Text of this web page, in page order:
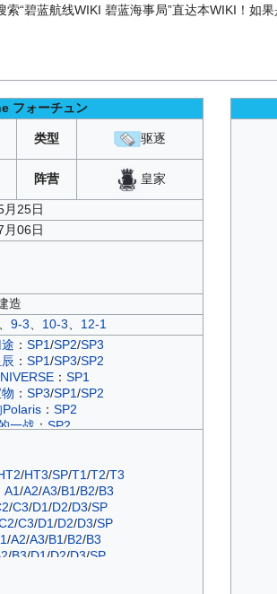
“碧蓝航线WIKI 碧蓝海事局”直达本WIKI！如
フォーチュン
类型 驱逐
阵营 皇家
月25日
月06日
造
9-3 10-3 12-1
： SP1/SP2/SP3
： SP1/SP3/SP2
： SP1
： SP3/SP1/SP2
： SP2
一战 ： SP2
A1/A2/A3/B1/B2/B3
章：SP1/SP2/SP3/SP4
/C2/C3/D1/D2/D3
：SP1/SP2/SP3
：SP1/SP2/SP3
/D1/D2/D3/C1/C2
/HT3/SP/T1/T2/T3
A1/A2/A3/B1/B2/B3
/C3/D1/D2/D3/SP
/C3/D1/D2/D3/SP
/A2/A3/B1/B2/B3
/B3/D1 /D2/D3/SP